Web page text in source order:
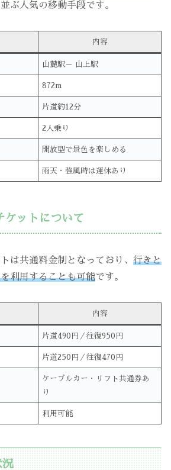
ぶ人気の移動手段です。
内容
山麓駅－ 山上駅
872m
片道約12分
2人乗り
開放型で景色を楽しめる
雨天・強風時は運休あり
ケットについて
は共通料金制となっており、 行きと
利用することも可能です。
内容
片道490円／往復950円
片道250円／往復470円
ケーブルカー・リフト共通券あ
り
利用可能
況